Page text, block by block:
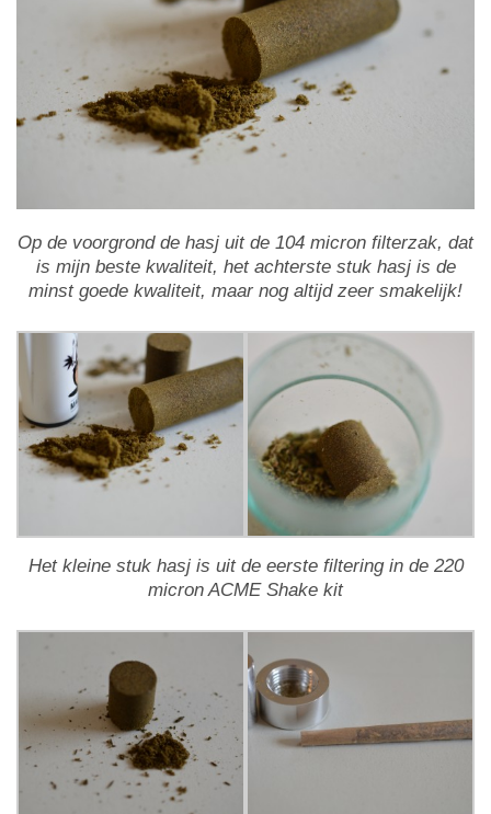
Op de voorgrond de hasj uit de 104 micron filterzak, dat
is mijn beste kwaliteit, het achterste stuk hasj is de
minst goede kwaliteit, maar nog altijd zeer smakelijk!
Het kleine stuk hasj is uit de eerste filtering in de 220
micron ACME Shake kit